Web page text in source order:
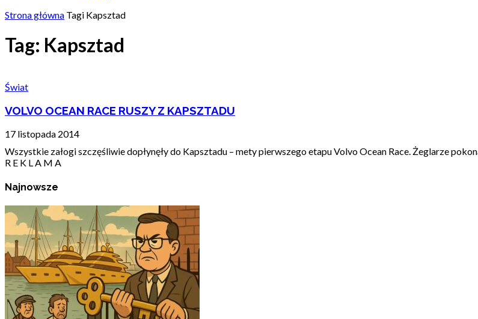
Strona główna Tagi Kapsztad
Tag: Kapsztad
Świat
VOLVO OCEAN RACE RUSZY Z KAPSZTADU
17 listopada 2014
Wszystkie załogi szczęśliwie dopłynęły do Kapsztadu – mety pierwszego etapu Volvo Ocean Race. Żeglarze
R E K L A M A
Najnowsze